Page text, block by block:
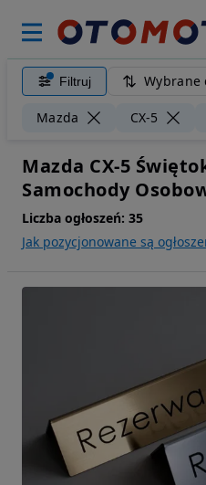
Filtruj Wybrane
Mazda CX-5
Mazda CX-5
Samochody
Liczba ogłoszeń: 35
Jak pozycjonowane są